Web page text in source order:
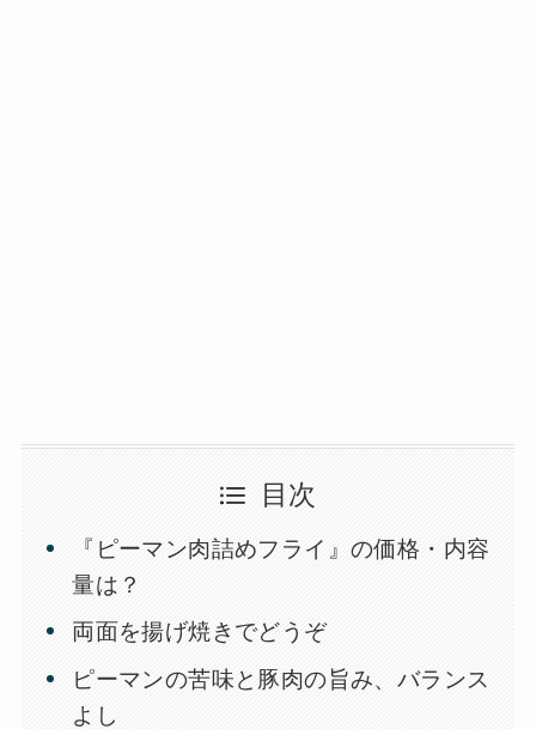
目次
『ピーマン肉詰めフライ』の価格・内容
量は？
両面を揚げ焼きでどうぞ
ピーマンの苦味と豚肉の旨み、バランス
よし